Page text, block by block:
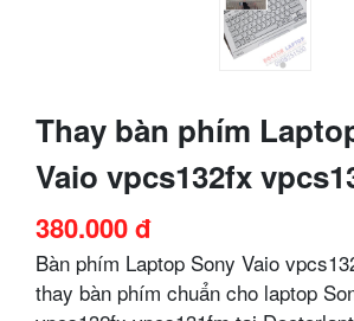
Thay bàn phím
Vaio vpcs132fx
380.000 đ
Bàn phím Laptop Sony Vaio
thay bàn phím chuẩn cho laptop